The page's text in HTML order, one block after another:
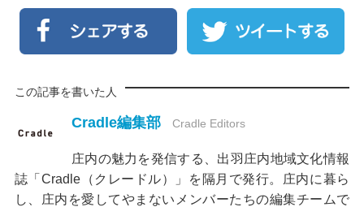
この記事を書いた人
Cradle編集部 Cradle Editors
庄内の魅力を発信する、出羽庄内地域文化情報
誌「Cradle（クレードル）」を隔月で発行。庄内に暮ら
し、庄内を愛してやまないメンバーたちの編集チームで